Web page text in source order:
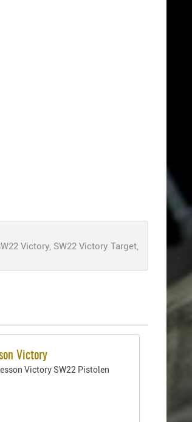
Victory, SW22 Victory Target,
Victory
Victory SW22 Pistolen